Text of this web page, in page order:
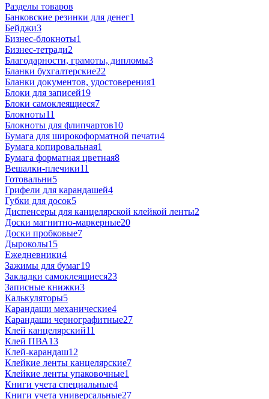
Разделы товаров
Банковские резинки для денег1
Бейджи3
Бизнес-блокноты1
Бизнес-тетради2
Благодарности, грамоты, дипломы3
Бланки бухгалтерские22
Бланки документов, удостоверения1
Блоки для записей19
Блоки самоклеящиеся7
Блокноты11
Блокноты для флипчартов10
Бумага для широкоформатной печати4
Бумага копировальная1
Бумага форматная цветная8
Вешалки-плечики11
Готовальни5
Грифели для карандашей4
Губки для досок5
Диспенсеры для канцелярской клейкой ленты2
Доски магнитно-маркерные20
Доски пробковые7
Дыроколы15
Ежедневники4
Зажимы для бумаг19
Закладки самоклеящиеся23
Записные книжки3
Калькуляторы5
Карандаши механические4
Карандаши чернографитные27
Клей канцелярский11
Клей ПВА13
Клей-карандаш12
Клейкие ленты канцелярские7
Клейкие ленты упаковочные1
Книги учета специальные4
Книги учета универсальные27